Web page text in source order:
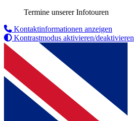
Termine unserer Infotouren
Kontaktinformationen anzeigen
Kontrastmodus aktivieren/deaktivieren